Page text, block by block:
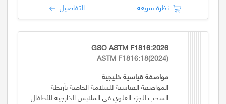
نظرة سريعة التفاصيل
GSO ASTM F1816:2026
ASTM F1816:18(2024)
مواصفة قياسية خليجية
المواصفة القياسية للسلامة الخاصة بأربطة
السحب للجزء العلوي في الملابس الخارجية للأطفال